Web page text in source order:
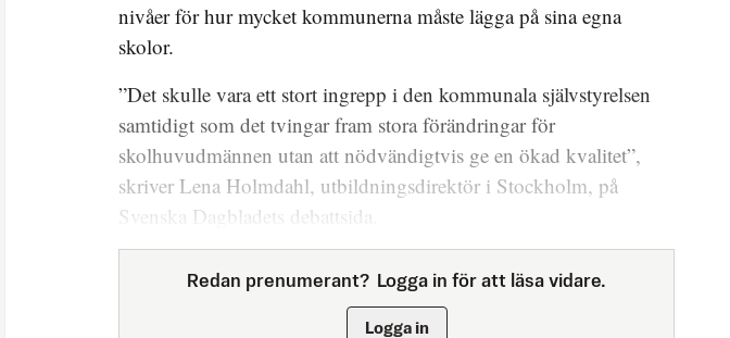
nivåer för hur mycket kommunerna måste lägga på sina egna
skolor.
”Det skulle vara ett stort ingrepp i den kommunala självstyrelsen
samtidigt som det tvingar fram stora förändringar för
skolhuvudmännen utan att nödvändigtvis ge en ökad kvalitet”,
skriver Lena Holmdahl, utbildningsdirektör i Stockholm, på
Svenska Dagbladets debattsida.
Redan prenumerant? Logga in för att läsa vidare.
Logga in